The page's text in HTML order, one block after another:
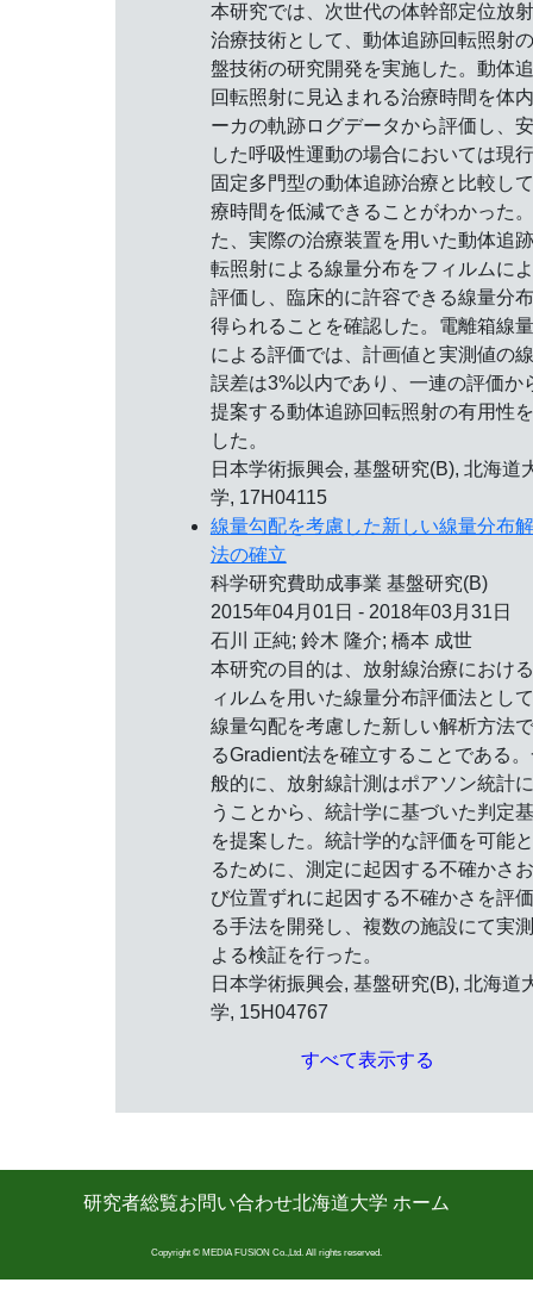
本研究では、次世代の体幹部定位放
治療技術として、動体追跡回転照射
盤技術の研究開発を実施した。動体
回転照射に見込まれる治療時間を体
ーカの軌跡ログデータから評価し、
した呼吸性運動の場合においては現
固定多門型の動体追跡治療と比較し
療時間を低減できることがわかった
た、実際の治療装置を用いた動体追
転照射による線量分布をフィルムに
評価し、臨床的に許容できる線量分
得られることを確認した。電離箱線
による評価では、計画値と実測値の
誤差は3%以内であり、一連の評価か
提案する動体追跡回転照射の有用性
した。
日本学術振興会, 基盤研究(B), 北海道
学, 17H04115
線量勾配を考慮した新しい線量分布
法の確立
科学研究費助成事業 基盤研究(B)
2015年04月01日 - 2018年03月31日
石川 正純; 鈴木 隆介; 橋本 成世
本研究の目的は、放射線治療におけ
ィルムを用いた線量分布評価法とし
線量勾配を考慮した新しい解析方法
るGradient法を確立することである
般的に、放射線計測はポアソン統計
うことから、統計学に基づいた判定
を提案した。統計学的な評価を可能
るために、測定に起因する不確かさ
び位置ずれに起因する不確かさを評
る手法を開発し、複数の施設にて実
よる検証を行った。
日本学術振興会, 基盤研究(B), 北海道
学, 15H04767
すべて表示する
研究者総覧お問い合わせ北海道大学 ホーム
Copyright © MEDIA FUSION Co.,Ltd. All rights reserved.